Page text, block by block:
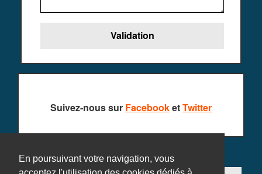
En poursuivant votre navigation, vous
Suivez-nous sur FacebooketTwitter